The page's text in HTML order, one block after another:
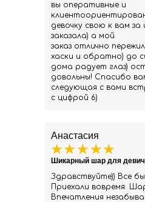
вы оперативные и
девочку свою к вам
заказала) а мой
заказ отлично
хаски и обратно) до
дома радует глаз)
довольны! Спасибо
следующая с вами
с цифрой 6)
Анастасия
Здравствуйте)) Все
Приехали вовремя.
Впечатления
Шикарный шар для